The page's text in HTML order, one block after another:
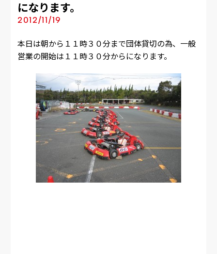
になります。
2012/11/19
本日は朝から１１時３０分まで団体貸切の為、一般
営業の開始は１１時３０分からになります。